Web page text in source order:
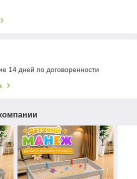
14 дней по договоренности